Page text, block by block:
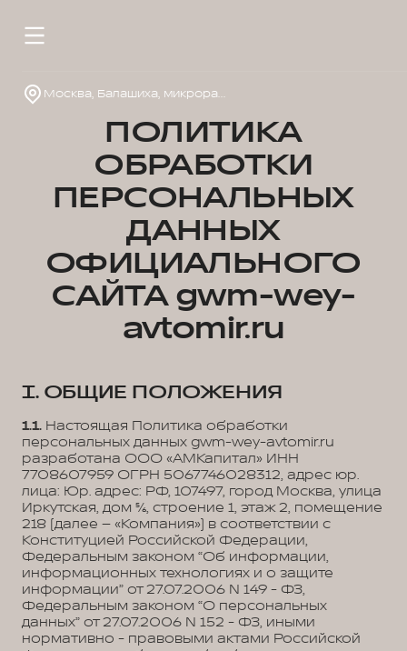
Москва, Балашиха, микрорайон 1 Мая, д.14
ПОЛИТИКА
ОБРАБОТКИ
ПЕРСОНАЛЬНЫХ
ДАННЫХ
ОФИЦИАЛЬНОГО
САЙТА gwm-wey-
avtomir.ru
I. ОБЩИЕ ПОЛОЖЕНИЯ
1.1. Настоящая Политика обработки
персональных данных gwm-wey-avtomir.ru
разработана ООО «АМКапитал» ИНН
7708607959 ОГРН 5067746028312, адрес юр.
лица: Юр. адрес: РФ, 107497, город Москва, улица
Иркутская, дом 5/6, строение 1, этаж 2, помещение
218 (далее – «Компания») в соответствии с
Конституцией Российской Федерации,
Федеральным законом “Об информации,
информационных технологиях и о защите
информации” от 27.07.2006 N 149 - ФЗ,
Федеральным законом “О персональных
данных” от 27.07.2006 N 152 - ФЗ, иными
нормативно - правовыми актами Российской